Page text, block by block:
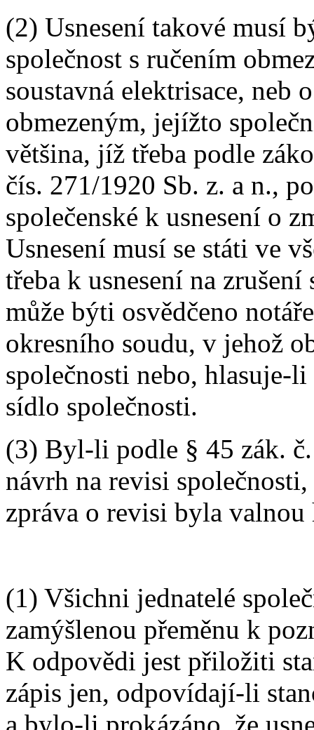
(2) Usnesení takové musí
společnost s ručením
soustavná elektrisace, neb
obmezeným, jejížto
většina, jíž třeba podle
čís. 271/1920 Sb. z. a n.,
společenské k usnesení o
Usnesení musí se státi ve
třeba k usnesení na
může býti osvědčeno
okresního soudu, v jehož
společnosti nebo, hlasuje-
sídlo společnosti.
(3) Byl-li podle § 45 zák.
návrh na revisi
zpráva o revisi byla valnou
(1) Všichni jednatelé
zamýšlenou přeměnu k
K odpovědi jest přiložiti
zápis jen, odpovídají-li
a bylo-li prokázáno, že